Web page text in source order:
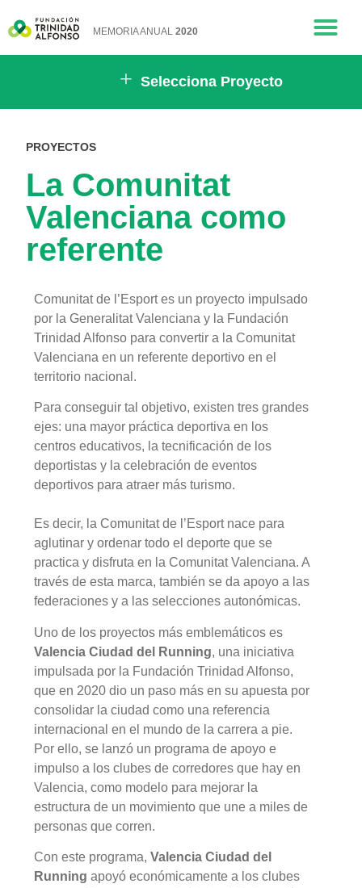
MEMORIA ANUAL 2020
PROYECTOS
La Comunitat
Valenciana como
referente
Comunitat de l’Esport es un proyecto impulsado
por la Generalitat Valenciana y la Fundación
Trinidad Alfonso para convertir a la Comunitat
Valenciana en un referente deportivo en el
territorio nacional.
Para conseguir tal objetivo, existen tres grandes
ejes: una mayor práctica deportiva en los
centros educativos, la tecnificación de los
deportistas y la celebración de eventos
deportivos para atraer más turismo.
Es decir, la Comunitat de l’Esport nace para
aglutinar y ordenar todo el deporte que se
practica y disfruta en la Comunitat Valenciana. A
través de esta marca, también se da apoyo a las
federaciones y a las selecciones autonómicas.
Uno de los proyectos más emblemáticos es
Valencia Ciudad del Running, una iniciativa
impulsada por la Fundación Trinidad Alfonso,
que en 2020 dio un paso más en su apuesta por
consolidar la ciudad como una referencia
internacional en el mundo de la carrera a pie.
Por ello, se lanzó un programa de apoyo e
impulso a los clubes de corredores que hay en
Valencia, como modelo para mejorar la
estructura de un movimiento que une a miles de
personas que corren.
Con este programa,Valencia Ciudad del
Running apoyó económicamente a los clubes